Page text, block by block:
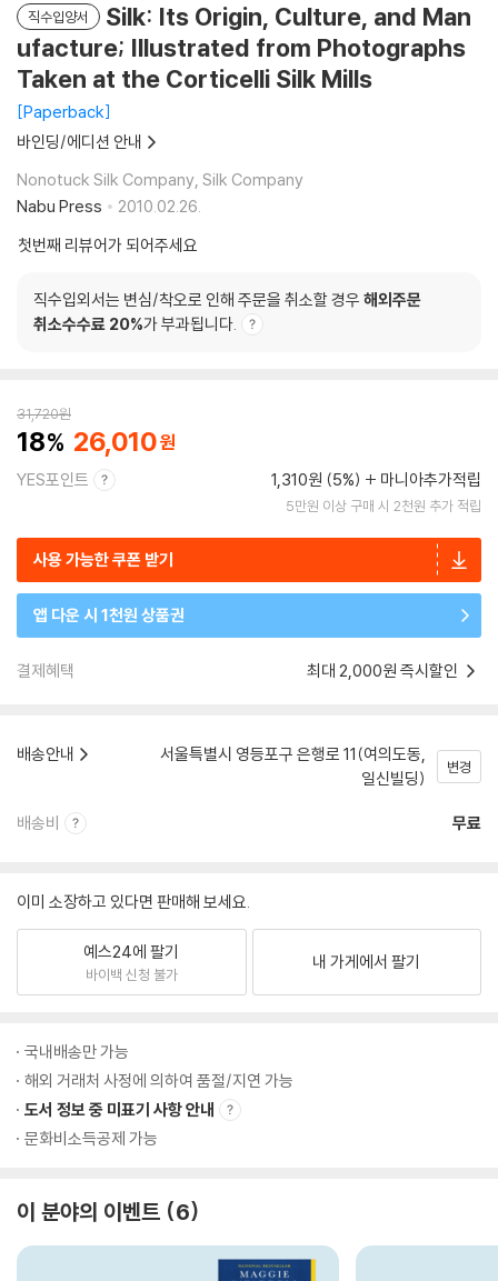
직수입양서
Silk: Its Origin, Culture, and Man
ufacture; Illustrated from Photographs
Taken at the Corticelli Silk Mills
Paperback
바인딩/에디션 안내
Nonotuck Silk Company, Silk Company
Nabu Press
2010.02.26.
첫번째 리뷰어가 되어주세요
직수입외서는 변심/착오로 인해 주문을 취소할 경우 해외주문
취소수수료 20%가 부과됩니다.
31,720원
18 26,010
YES포인트 1,310원 (5%) 마니아추가적립
5만원 이상 구매 시 2천원 추가 적립
사용 가능한 쿠폰 받기
앱 다운 시 1천원 상품권
결제혜택 최대 2,000원 즉시할인
배송안내
서울특별시 영등포구 은행로 11(여의도동,
일신빌딩)
변경
배송비 무료
이미 소장하고 있다면 판매해 보세요.
예스24에 팔기
바이백 신청 불가
내 가게에서 팔기
국내배송만 가능
해외 거래처 사정에 의하여 품절/지연 가능
도서 정보 중 미표기 사항 안내
문화비소득공제 가능
이 분야의 이벤트 6